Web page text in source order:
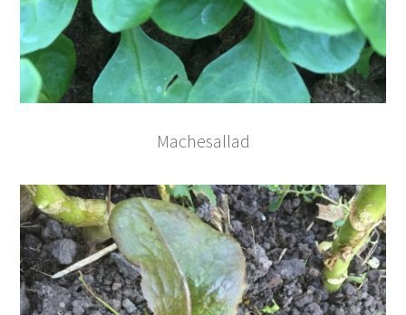
Machesallad